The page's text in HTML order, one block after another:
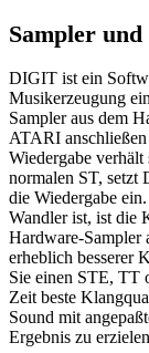
Sampler
DIGIT ist ein
Musikerzeugung
Sampler aus dem
ATARI
Wiedergabe
normalen ST, setzt
die Wiedergabe
Wandler ist, ist die
Hardware-Sampler
erheblich besserer
Sie einen STE, TT
Zeit beste
Sound mit
Ergebnis zu